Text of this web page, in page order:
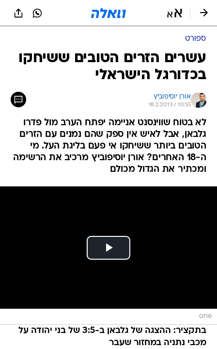
ספורט
עשרים הזרים הטובים ששיחקו
בכדורגל הישראלי
אורן יוסיפוביץ
18.2.2013 / 10:55
לא בטוח שווינסנט אניימה יפתח הערב מול פדרו
גלבאן, אבל לאיש אין ספק שהם נמנים עם הזרים
הטובים ביותר ששיחקו אי פעם בליגת העל. מי
ה-18 האחרים? אורן יוסיפוביץ מרכיב את הרשימה
ומכתיר את הגדול מכולם
one
בתקציר: ההצגה של גלבאן ב-3:5 של בני יהודה על
מכבי נתניה במחזור שעבר